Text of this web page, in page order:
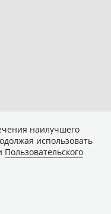
наилучшего
использовать
Пользовательского